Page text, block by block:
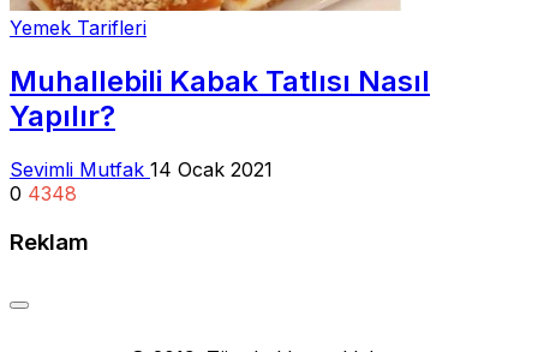
Yemek Tarifleri
Muhallebili Kabak Tatlısı Nasıl
Yapılır?
Sevimli Mutfak 14 Ocak 2021
0 4348
Reklam